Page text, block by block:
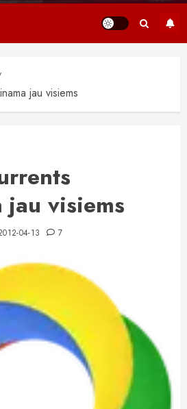
jau visiems
jau visiems
04-13 7